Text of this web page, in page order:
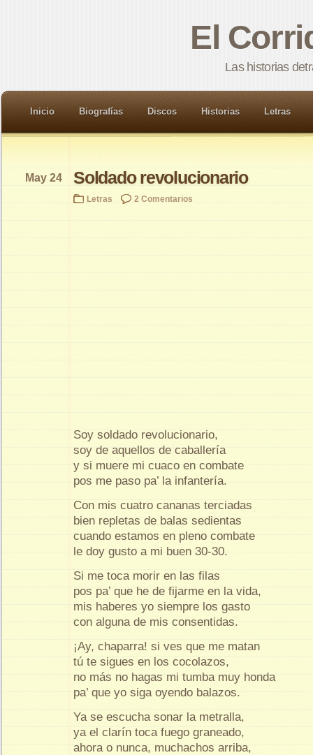
El
Las historias
Inicio Biografías Discos Historias Letras
Soldado revolucionario
May 24
Letras 2 Comentarios
Soy soldado revolucionario,
soy de aquellos de caballería
y si muere mi cuaco en combate
pos me paso pa’ la infantería.
Con mis cuatro cananas terciadas
bien repletas de balas sedientas
cuando estamos en pleno combate
le doy gusto a mi buen 30-30.
Si me toca morir en las filas
pos pa’ que he de fijarme en la vida,
mis haberes yo siempre los gasto
con alguna de mis consentidas.
¡Ay, chaparra! si ves que me matan
tú te sigues en los cocolazos,
no más no hagas mi tumba muy honda
pa’ que yo siga oyendo balazos.
Ya se escucha sonar la metralla,
ya el clarín toca fuego graneado,
ahora o nunca, muchachos arriba,